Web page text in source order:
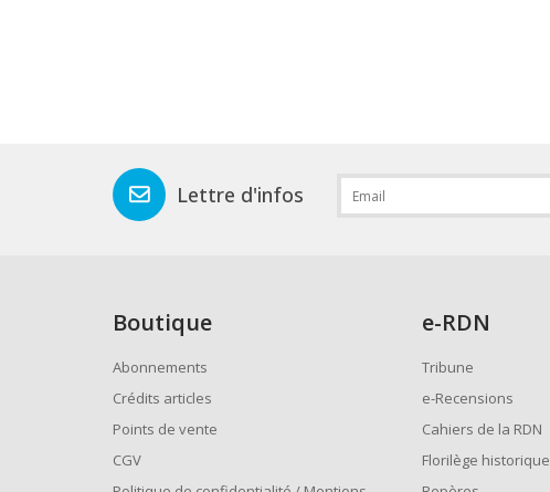
Lettre d'infos
Boutique
Abonnements
Crédits articles
Points de vente
CGV
e-RDN
Tribune
e-Recensions
Cahiers de la RDN
Florilège historique